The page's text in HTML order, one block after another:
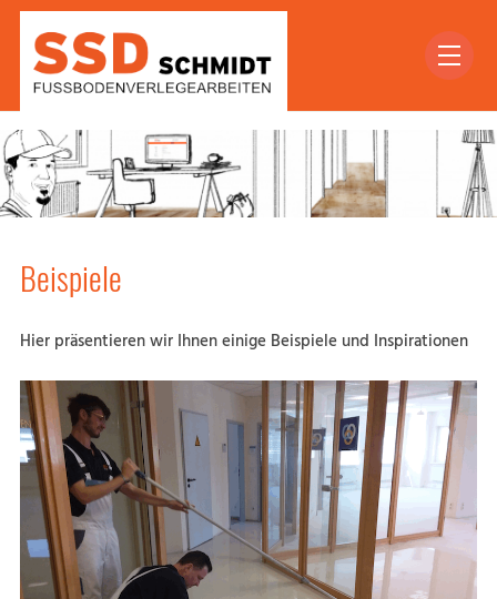
Beispiele
Hier präsentieren wir Ihnen einige Beispiele und Inspirationen